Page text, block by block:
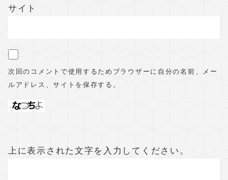
サイト
次回のコメントで使用するためブラウザーに自分の名前、メー
ルアドレス、サイトを保存する。
上に表示された文字を入力してください。